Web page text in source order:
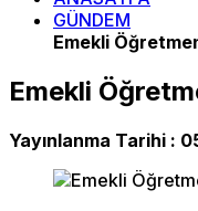
GÜNDEM
Emekli
Emekli
Yayınlanma Tarihi :